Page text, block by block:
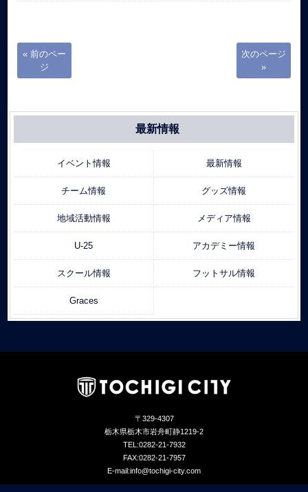
« 前のペー
ジ
次のページ
»
最新情報
イベント情報 最新情報
チーム情報 グッズ情報
地域活動情報 メディア情報
U-25 アカデミー情報
スクール情報 フットサル情報
Graces
〒329-4307
栃木県栃木市岩舟町静1219-2
TEL:0282-21-7932
FAX:0282-21-7957
E-mail:info@tochigi-city.com